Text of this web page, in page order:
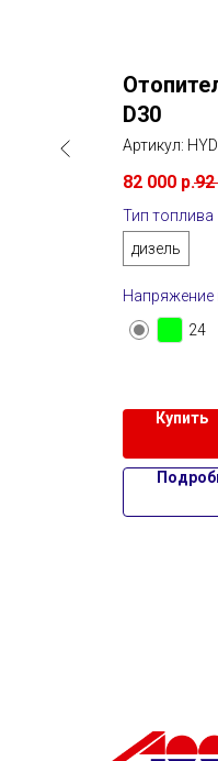
D30
Артикул:
82 000 р.
Тип топлива
дизель
Напряжение
24
Купить